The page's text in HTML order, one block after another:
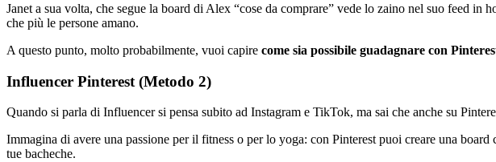
Janet a sua volta, che segue la board di Alex “cose da comprare” vede lo zaino nel suo feed
che più le persone amano.
A questo punto, molto probabilmente, vuoi capire come sia possibile guadagnare con
Influencer Pinterest (Metodo 2)
Quando si parla di Influencer si pensa subito ad Instagram e TikTok, ma sai che anche su
Immagina di avere una passione per il fitness o per lo yoga: con Pinterest puoi creare una
tue bacheche.